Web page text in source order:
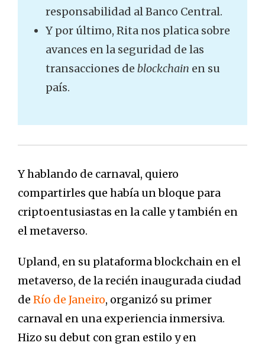
responsabilidad al Banco Central.
Y por último, Rita nos platica sobre
avances en la seguridad de las
transacciones de blockchain en su
país.
Y hablando de carnaval, quiero
compartirles que había un bloque para
criptoentusiastas en la calle y también en
el metaverso.
Upland, en su plataforma blockchain en el
metaverso, de la recién inaugurada ciudad
de Río de Janeiro, organizó su primer
carnaval en una experiencia inmersiva.
Hizo su debut con gran estilo y en